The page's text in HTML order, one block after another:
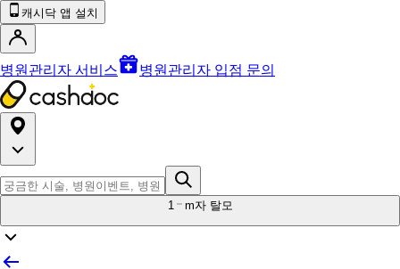
캐시닥 앱 설치
병원관리자 서비스 병원관리자 입점 문의
1 m자 탈모